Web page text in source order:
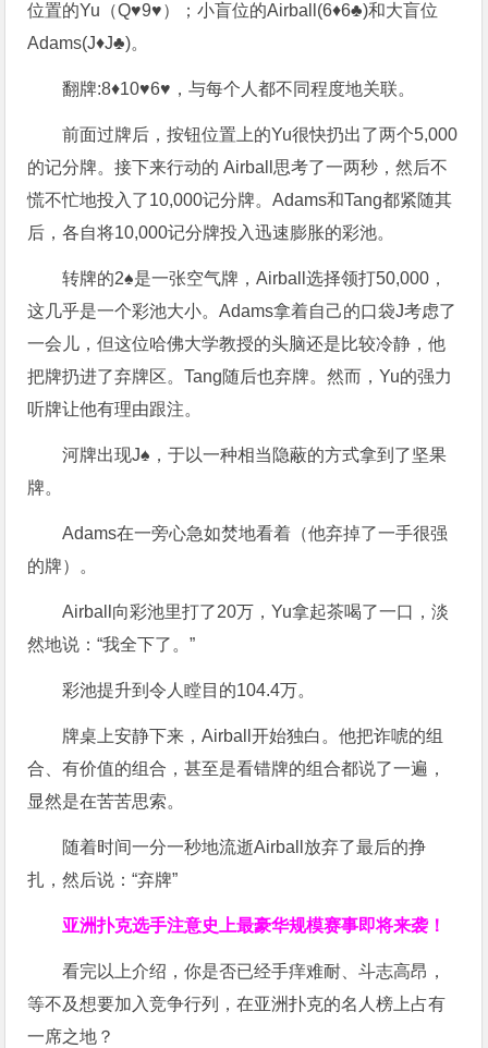
位置的Yu（Q♥9♥）；小盲位的Airball(6♦6♣)和大盲位
Adams(J♦J♣)。
翻牌:8♦10♥6♥，与每个人都不同程度地关联。
前面过牌后，按钮位置上的Yu很快扔出了两个5,000
的记分牌。接下来行动的 Airball思考了一两秒，然后不
慌不忙地投入了10,000记分牌。Adams和Tang都紧随其
后，各自将10,000记分牌投入迅速膨胀的彩池。
转牌的2♠是一张空气牌，Airball选择领打50,000，
这几乎是一个彩池大小。Adams拿着自己的口袋J考虑了
一会儿，但这位哈佛大学教授的头脑还是比较冷静，他
把牌扔进了弃牌区。Tang随后也弃牌。然而，Yu的强力
听牌让他有理由跟注。
河牌出现J♠，于以一种相当隐蔽的方式拿到了坚果
牌。
Adams在一旁心急如焚地看着（他弃掉了一手很强
的牌）。
Airball向彩池里打了20万，Yu拿起茶喝了一口，淡
然地说：“我全下了。”
彩池提升到令人瞠目的104.4万。
牌桌上安静下来，Airball开始独白。他把诈唬的组
合、有价值的组合，甚至是看错牌的组合都说了一遍，
显然是在苦苦思索。
随着时间一分一秒地流逝Airball放弃了最后的挣
扎，然后说：“弃牌”
亚洲扑克选手注意史上最豪华规模赛事即将来袭！
看完以上介绍，你是否已经手痒难耐、斗志高昂，
等不及想要加入竞争行列，在亚洲扑克的名人榜上占有
一席之地？